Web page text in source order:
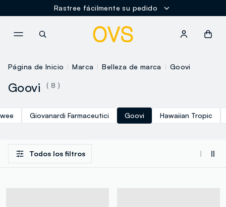
Rastree fácilmente su pedido
Página de Inicio Marca Belleza de marca Goovi
Goovi ( 8 )
Giovanardi Farmaceutici Goovi Hawaiian Tropic
Todos los filtros